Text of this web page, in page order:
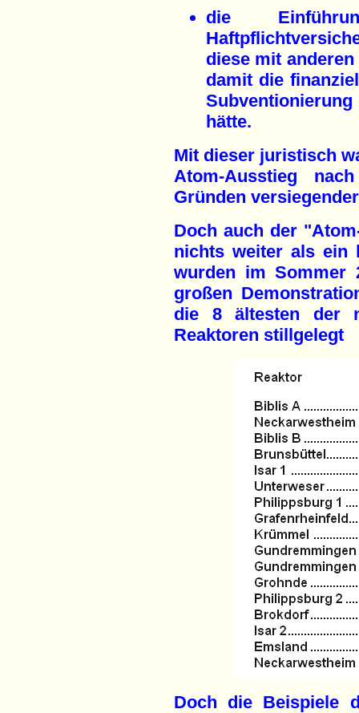
die
diese mit
damit die
hätte.
Mit dieser juristisch
Atom-Ausstieg
Gründen
Doch auch der
nichts weiter als ein
wurden im Sommer
großen
die 8 ältesten der
Reaktoren stillgelegt
Doch die Beispiele